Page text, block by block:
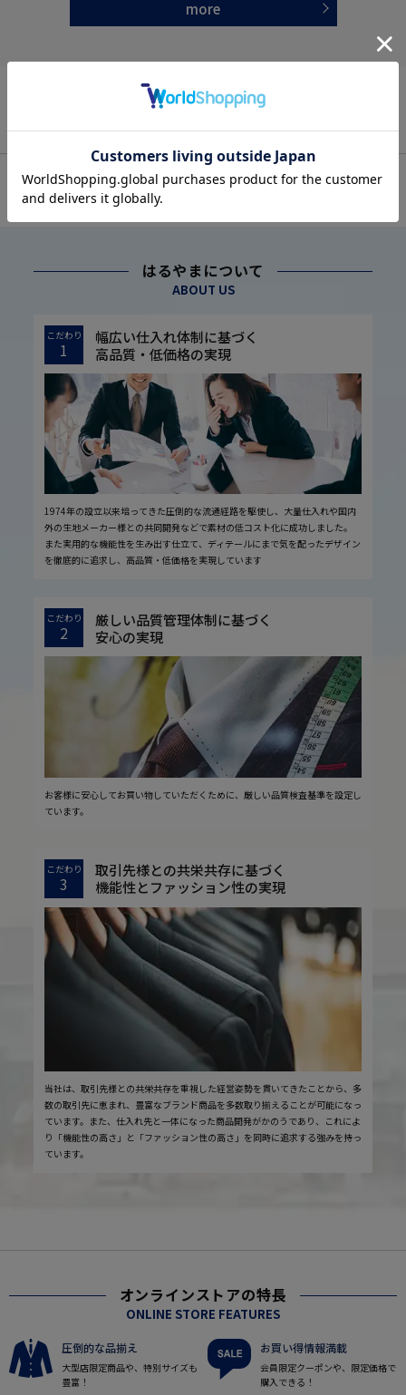
more
OFFICIAL SNS
はるやまについて
ABOUT US
こだわり
1
幅広い仕入れ体制に基づく
高品質・低価格の実現
1974年の設立以来培ってきた圧倒的な流通経路を駆使し、大量仕入れや国内
外の生地メーカー様との共同開発などで素材の低コスト化に成功しました。
また実用的な機能性を生み出す仕立て、ディテールにまで気を配ったデザイン
を徹底的に追求し、高品質・低価格を実現しています
こだわり
2
厳しい品質管理体制に基づく
安心の実現
お客様に安心してお買い物していただくために、厳しい品質検査基準を設定し
ています。
こだわり
3
取引先様との共栄共存に基づく
機能性とファッション性の実現
当社は、取引先様との共栄共存を重視した経営姿勢を貫いてきたことから、多
数の取引先に恵まれ、豊富なブランド商品を多数取り揃えることが可能になっ
ています。また、仕入れ先と一体になった商品開発がかのうであり、これによ
り「機能性の高さ」と「ファッション性の高さ」を同時に追求する強みを持っ
ています。
オンラインストアの特長
ONLINE STORE FEATURES
圧倒的な品揃え
大型店限定商品や、特別サイズも
豊富！
お買い得情報満載
会員限定クーポンや、限定価格で
購入できる！